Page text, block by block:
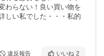
わらない！良い買い物を
しい私でした・・・私的
違反報告 いいね 2